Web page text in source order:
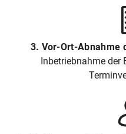
3. Vor-Ort-Abnahme
Inbetriebnahme der